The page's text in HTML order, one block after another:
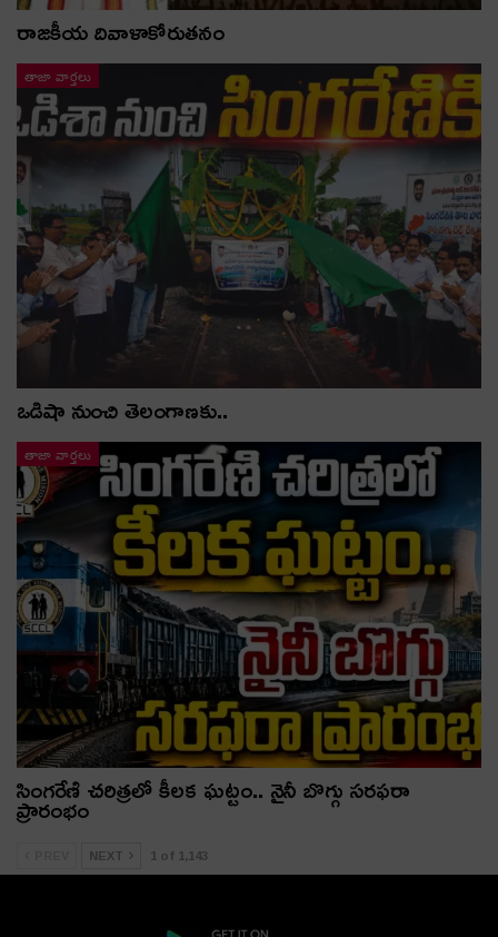
రాజకీయ దివాళాకోరుతనం
తాజా వార్తలు
ఒడిషా నుంచి తెలంగాణ‌కు..
తాజా వార్తలు
సింగరేణి చరిత్రలో కీలక ఘట్టం.. నైనీ బొగ్గు సరఫరా
ప్రారంభం
NEXT 1 of 1,143